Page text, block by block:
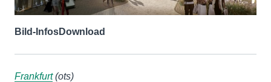
Bild-InfosDownload
Frankfurt(ots)